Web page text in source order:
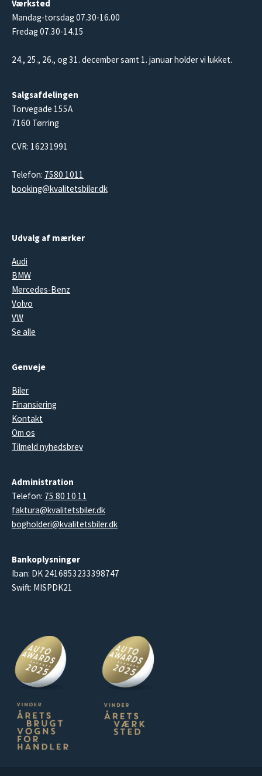
Værksted
Mandag-torsdag 07.30-16.00
Fredag 07.30-14.15
24., 25., 26., og 31. december samt 1. januar holder vi lukket.
Salgsafdelingen
Torvegade 155A
7160 Tørring
CVR: 16231991
Telefon: 7580 1011
booking@kvalitetsbiler.dk
Udvalg af mærker
Audi
BMW
Mercedes-Benz
Volvo
VW
Se alle
Genveje
Biler
Finansiering
Kontakt
Om os
Tilmeld nyhedsbrev
Administration
Telefon: 75 80 10 11
faktura@kvalitetsbiler.dk
bogholderi@kvalitetsbiler.dk
Bankoplysninger
Iban: DK 2416853233398747
Swift: MISPDK21